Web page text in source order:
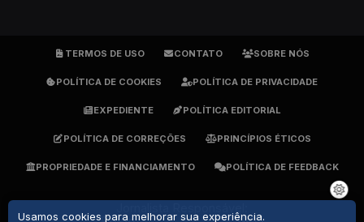
TERMOS DE USO CONTATO SOBRE NÓS
POLÍTICA DE COOKIES POLÍTICA DE PRIVACIDADE
EXPEDIENTE POLÍTICA EDITORIAL
POLÍTICA DE CORREÇÕES PRINCÍPIOS ÉTICOS
PROPRIEDADE E FINANCIAMENTO POLÍTICA DE FEEDBACK
Usamos cookies para melhorar sua experiência.